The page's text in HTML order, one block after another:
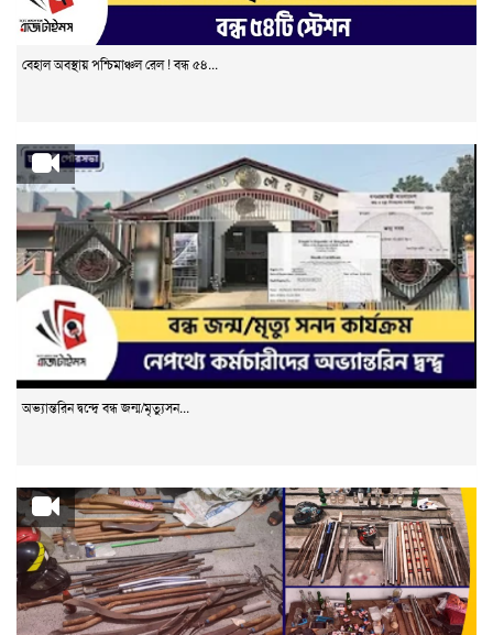
বেহাল অবস্থায় পশ্চিমাঞ্চল রেল ! বন্ধ ৫৪...
অভ্যান্তরিন দ্বন্দ্বে বন্ধ জন্ম/মৃত্যুসন...